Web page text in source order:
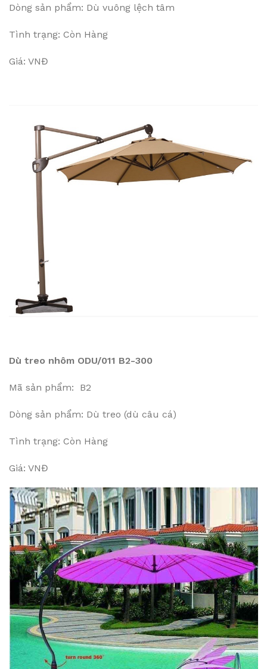
Dòng sản phẩm: Dù vuông lệch tâm
Tình trạng: Còn Hàng
Giá: VNĐ
Dù treo nhôm ODU/011 B2-300
Mã sản phẩm: B2
Dòng sản phẩm: Dù treo (dù câu cá)
Tình trạng: Còn Hàng
Giá: VNĐ